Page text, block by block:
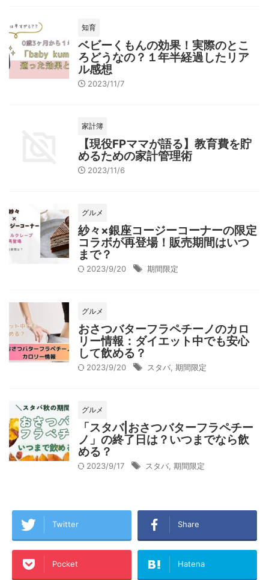
知育
ベビーくもんの効果！実際のとこ
ろどうなの？１年半経過したリア
ル感想
2023/11/7
家計簿
【現役FPママが語る】教育費を貯
めるための家計管理術
2023/11/6
グルメ
紗々×銀座コージーコーナーの限定
コラボが再登場！販売期間はいつ
まで？
2023/9/20 期間限定
グルメ
おさつバターフラペチーノのカロ
リー情報：ダイエット中でも安心
して飲める？
2023/9/20 スタバ 期間限定
グルメ
「スタバ|おさつバターフラペチー
ノ」の終了日は？いつまでなら飲
める？
2023/9/17 スタバ 期間限定
Twitter Share
Pocket Hatena